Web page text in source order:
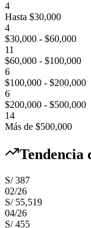
4
Hasta $30,000
4
$30,000 - $60,000
11
$60,000 - $100,000
6
$100,000 - $200,000
6
$200,000 - $500,000
14
Más de $500,000
Tendencia
S/ 387
02/26
S/ 55,519
04/26
S/ 455